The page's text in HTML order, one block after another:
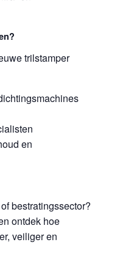
trilstamper
en
bestratingssector?
ontdek hoe
veiliger en